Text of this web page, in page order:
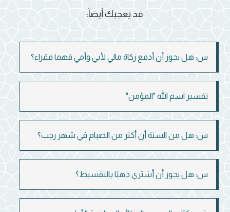
س: هل يجوز أن أدفع زكاة مالي لأبي وأمي فهما فقراء؟
تفسير اسم الله "المؤمن"
س: هل من السنة أن أكثر من الصيام في شهر رجب؟
س: هل يجوز أن أشتري ذهبًا بالتقسيط؟
قد يعجبك أيضاً: